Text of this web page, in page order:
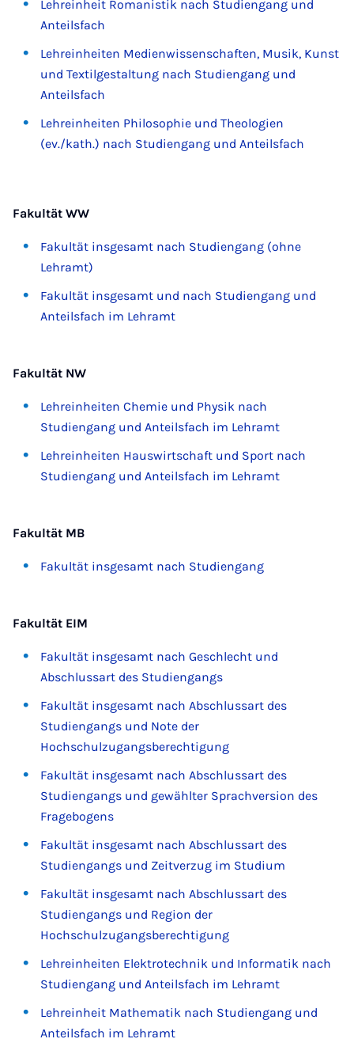
Lehreinheit Romanistik nach Studiengang und
Anteilsfach
Lehreinheiten Medienwissenschaften, Musik, Kunst
und Textilgestaltung nach Studiengang und
Anteilsfach
Lehreinheiten Philosophie und Theologien
(ev./kath.) nach Studiengang und Anteilsfach
Fakultät WW
Fakultät insgesamt nach Studiengang (ohne
Lehramt)
Fakultät insgesamt und nach Studiengang und
Anteilsfach im Lehramt
Fakultät NW
Lehreinheiten Chemie und Physik nach
Studiengang und Anteilsfach im Lehramt
Lehreinheiten Hauswirtschaft und Sport nach
Studiengang und Anteilsfach im Lehramt
Fakultät MB
Fakultät insgesamt nach Studiengang
Fakultät EIM
Fakultät insgesamt nach Geschlecht und
Abschlussart des Studiengangs
Fakultät insgesamt nach Abschlussart des
Studiengangs und Note der
Hochschulzugangsberechtigung
Fakultät insgesamt nach Abschlussart des
Studiengangs und gewählter Sprachversion des
Fragebogens
Fakultät insgesamt nach Abschlussart des
Studiengangs und Zeitverzug im Studium
Fakultät insgesamt nach Abschlussart des
Studiengangs und Region der
Hochschulzugangsberechtigung
Lehreinheiten Elektrotechnik und Informatik nach
Studiengang und Anteilsfach im Lehramt
Lehreinheit Mathematik nach Studiengang und
Anteilsfach im Lehramt